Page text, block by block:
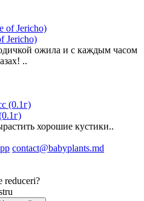
Jericho)
ожила и с каждым часом
..
хорошие кустики..
contact@babyplants.md
reduceri?